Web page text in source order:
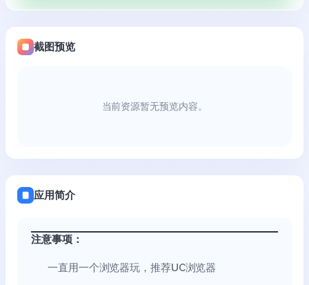
截图预览
当前资源暂无预览内容。
应用简介
注意事项：
一直用一个浏览器玩，推荐UC浏览器